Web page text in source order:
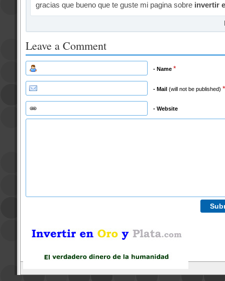
gracias que bueno que te guste mi pagina sobre invertir
Leave a Comment
- Name *
- Mail (will not be published) *
- Website